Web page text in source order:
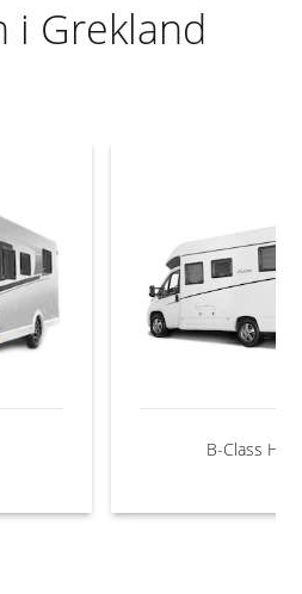
i Grekland
B-Class